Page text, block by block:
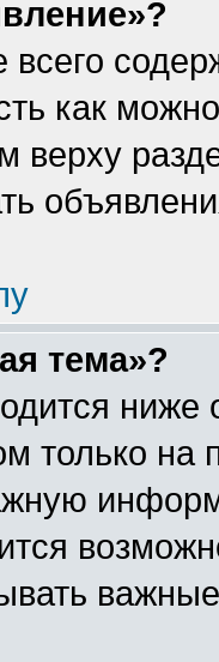
как
верху
тема»?
ниже
только на